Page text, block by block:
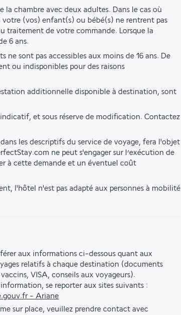
la chambre avec deux adultes. Dans le cas où
votre (vos) enfant(s) ou bébé(s) ne rentrent pas
traitement de votre commande. Lorsque la
6 ans.
sont pas accessibles aux moins de 16 ans. De
ou indisponibles pour des raisons
additionnelle disponible à destination, sont
et sous réserve de modification. Contactez
les descriptifs du service de voyage, fera l'objet
ne peut s'engager sur l’exécution de
à cette demande et un éventuel coût
l'hôtel n'est pas adapté aux personnes à mobilité
aux informations ci-dessous quant aux
relatifs à chaque destination (documents
VISA, conseils aux voyageurs).
se reporter aux sites suivants :
- Ariane
sur place, veuillez prendre contact avec